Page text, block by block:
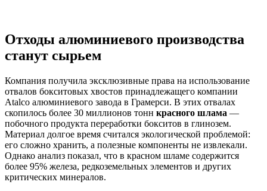
Отходы алюминиевого производства
станут сырьем
Компания получила эксклюзивные права на использование
отвалов бокситовых хвостов принадлежащего компании
Atalco алюминиевого завода в Грамерси. В этих отвалах
скопилось более 30 миллионов тонн красного шлама —
побочного продукта переработки бокситов в глинозем.
Материал долгое время считался экологической проблемой:
его сложно хранить, а полезные компоненты не извлекали.
Однако анализ показал, что в красном шламе содержится
более 95% железа, редкоземельных элементов и других
критических минералов.